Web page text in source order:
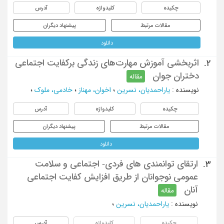
چکیده کلیدواژه آدرس
مقالات مرتبط پیشنهاد دیگران
دانلود
2.
اثربخشی آموزش مهارت‌های زندگی برکفایت اجتماعی
دختران جوان
مقاله
نویسنده : یاراحمدیان، نسرین ؛ اخوان، مهناز ؛ خادمی، ملوک ؛
چکیده کلیدواژه آدرس
مقالات مرتبط پیشنهاد دیگران
دانلود
3.
ارتقای توانمندی های فردی- اجتماعی و سلامت
عمومی نوجوانان از طریق افزایش کفایت اجتماعی
آنان
مقاله
نویسنده : یاراحمدیان، نسرین ؛
چکیده کلیدواژه آدرس